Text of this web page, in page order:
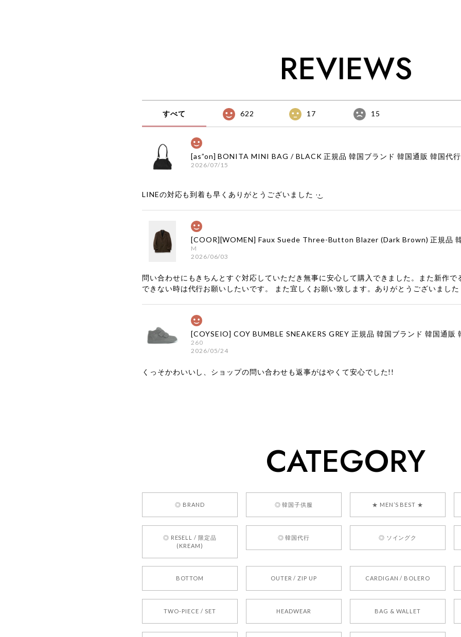
REVIEWS
すべて 622 17 15
2026/07/15
LINEの対応も到着も早くありがとうございました‪ ·͜·
M
2026/06/03
問い合わせにもきちんとすぐ対応していただき無事に安心して購入できました。また新作で
できない時は代行お願いしたいです。 また宜しくお願い致します。ありがとうございました
260
2026/05/24
くっそかわいいし、ショップの問い合わせも返事がはやくて安心でした!!
2026/05/24
250
2026/05/24
CATEGORY
◎ BRAND ◎ 韓国子供服 ★ MEN’S BEST ★
◎ RESELL / 限定品
(KREAM)
◎ 韓国代行 ◎ ソイングク
BOTTOM OUTER / ZIP UP CARDIGAN / BOLERO
TWO-PIECE / SET HEADWEAR BAG & WALLET